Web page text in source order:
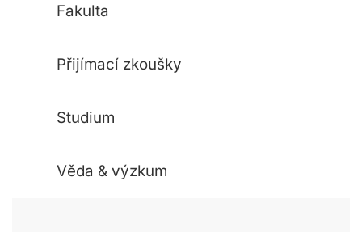
Fakulta
Přijímací zkoušky
Studium
Věda & výzkum